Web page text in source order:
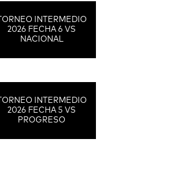
TORNEO INTERMEDIO
2026 FECHA 6 VS
NACIONAL
TORNEO INTERMEDIO
2026 FECHA 5 VS
PROGRESO